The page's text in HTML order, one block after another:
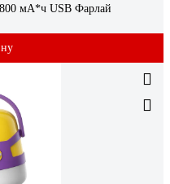
мА*ч USB Фарлай